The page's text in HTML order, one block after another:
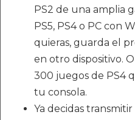
PS2 de una amplia
PS5, PS4 o PC con
quieras, guarda el
en otro dispositivo.
300 juegos de PS4
tu consola.
Ya decidas